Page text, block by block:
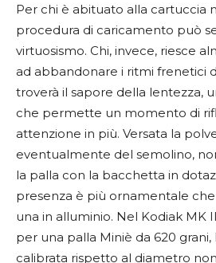
Per chi è abituato alla cartuccia
procedura di caricamento può
virtuosismo. Chi, invece, riesce
ad abbandonare i ritmi frenetici
troverà il sapore della lentezza,
che permette un momento di
attenzione in più. Versata la
eventualmente del semolino,
la palla con la bacchetta in
presenza è più ornamentale
una in alluminio. Nel Kodiak MK
per una palla Miniè da 620
calibrata rispetto al diametro